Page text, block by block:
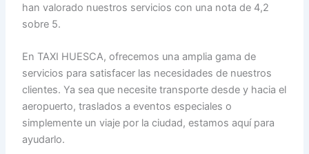
han valorado nuestros servicios con una nota de 4,2
sobre 5.
En TAXI HUESCA, ofrecemos una amplia gama de
servicios para satisfacer las necesidades de nuestros
clientes. Ya sea que necesite transporte desde y hacia el
aeropuerto, traslados a eventos especiales o
simplemente un viaje por la ciudad, estamos aquí para
ayudarlo.